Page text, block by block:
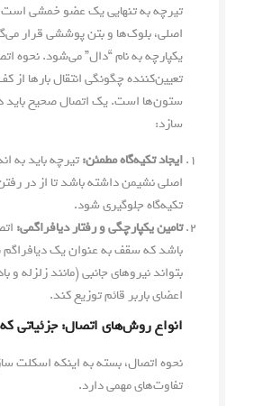
تیرچه به تنهایی یک عضو خمشی است،
اصلی، بلوک‌ها و بتن پوششی قرار
یکپارچه به نام “دال” می‌شود. نحوه
تعیین‌کننده چگونگی انتقال بارها
ستون‌ها است. یک اتصال صحیح باید
سازد:
ایجاد تکیه‌گاه مطمئن:تیرچه باید به
اصلی نشیمن داشته باشد تا از در
تکیه‌گاه جلوگیری شود.
تامین یکپارچگی و رفتار دیافراگمی:
باشد که سقف به عنوان یک
بتواند نیروهای جانبی (مانند زلزله و
اعضای باربر قائم توزیع کند.
انواع روش‌های اتصال: جزئیاتی که
نحوه اتصال، بسته به اینکه اسکلت
تفاوت‌های مهمی دارد.